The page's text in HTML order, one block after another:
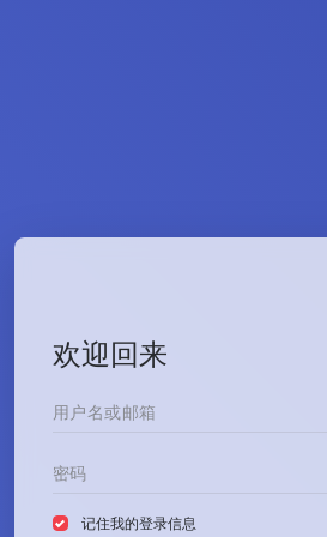
欢迎回来
记住我的登录信息